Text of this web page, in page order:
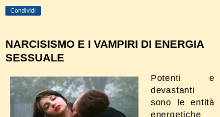
Condividi
NARCISISMO E I VAMPIRI DI ENERGIA
SESSUALE
Potenti e
devastanti
sono le entità
energetiche